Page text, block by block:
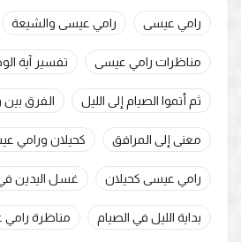
رامي عيسى رامي عيسى والشيعة
مناظرات رامي عيسى تفسير آية
ثم أتموا الصيام إلى الليل الفرق
معنى إلى المرافق كحيلان ورامي
رامي عيسى كحيلان غسل اليدين
بداية الليل في الصيام مناظرة